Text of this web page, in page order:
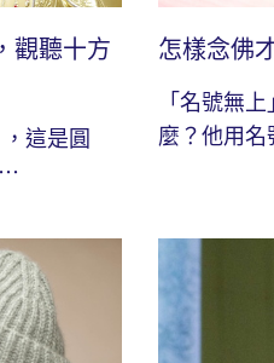
觀聽十方
這是圓
怎樣念佛
「名號無
麼？他用